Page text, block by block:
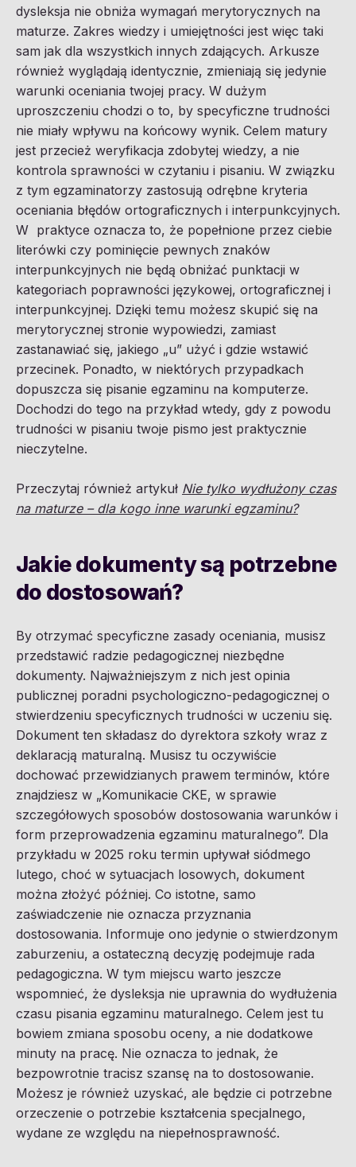
dysleksja nie obniża wymagań merytorycznych na
maturze. Zakres wiedzy i umiejętności jest więc taki
sam jak dla wszystkich innych zdających. Arkusze
również wyglądają identycznie, zmieniają się jedynie
warunki oceniania twojej pracy. W dużym
uproszczeniu chodzi o to, by specyficzne trudności
nie miały wpływu na końcowy wynik. Celem matury
jest przecież weryfikacja zdobytej wiedzy, a nie
kontrola sprawności w czytaniu i pisaniu. W związku
z tym egzaminatorzy zastosują odrębne kryteria
oceniania błędów ortograficznych i interpunkcyjnych.
W praktyce oznacza to, że popełnione przez ciebie
literówki czy pominięcie pewnych znaków
interpunkcyjnych nie będą obniżać punktacji w
kategoriach poprawności językowej, ortograficznej i
interpunkcyjnej. Dzięki temu możesz skupić się na
merytorycznej stronie wypowiedzi, zamiast
zastanawiać się, jakiego „u” użyć i gdzie wstawić
przecinek. Ponadto, w niektórych przypadkach
dopuszcza się pisanie egzaminu na komputerze.
Dochodzi do tego na przykład wtedy, gdy z powodu
trudności w pisaniu twoje pismo jest praktycznie
nieczytelne.
Przeczytaj również artykuł Nie tylko wydłużony czas
na maturze – dla kogo inne warunki egzaminu?
Jakie dokumenty są potrzebne
do dostosowań?
By otrzymać specyficzne zasady oceniania, musisz
przedstawić radzie pedagogicznej niezbędne
dokumenty. Najważniejszym z nich jest opinia
publicznej poradni psychologiczno-pedagogicznej o
stwierdzeniu specyficznych trudności w uczeniu się.
Dokument ten składasz do dyrektora szkoły wraz z
deklaracją maturalną. Musisz tu oczywiście
dochować przewidzianych prawem terminów, które
znajdziesz w „Komunikacie CKE, w sprawie
szczegółowych sposobów dostosowania warunków i
form przeprowadzenia egzaminu maturalnego”. Dla
przykładu w 2025 roku termin upływał siódmego
lutego, choć w sytuacjach losowych, dokument
można złożyć później. Co istotne, samo
zaświadczenie nie oznacza przyznania
dostosowania. Informuje ono jedynie o stwierdzonym
zaburzeniu, a ostateczną decyzję podejmuje rada
pedagogiczna. W tym miejscu warto jeszcze
wspomnieć, że dysleksja nie uprawnia do wydłużenia
czasu pisania egzaminu maturalnego. Celem jest tu
bowiem zmiana sposobu oceny, a nie dodatkowe
minuty na pracę. Nie oznacza to jednak, że
bezpowrotnie tracisz szansę na to dostosowanie.
Możesz je również uzyskać, ale będzie ci potrzebne
orzeczenie o potrzebie kształcenia specjalnego,
wydane ze względu na niepełnosprawność.